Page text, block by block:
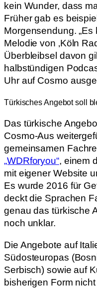
kein Wunder, dass
Früher gab es
Morgensendung.
Melodie von ‚Köln
Überbleibsel davon
halbstündigen
Uhr auf Cosmo
Türkisches Angebot soll
Das türkische
Cosmo-Aus
gemeinsamen
„WDRforyou“, einem
mit eigener Website
Es wurde 2016 für
deckt die Sprachen
genau das türkische
noch unklar.
Die Angebote auf
Südosteuropas
Serbisch) sowie auf
bisherigen Form